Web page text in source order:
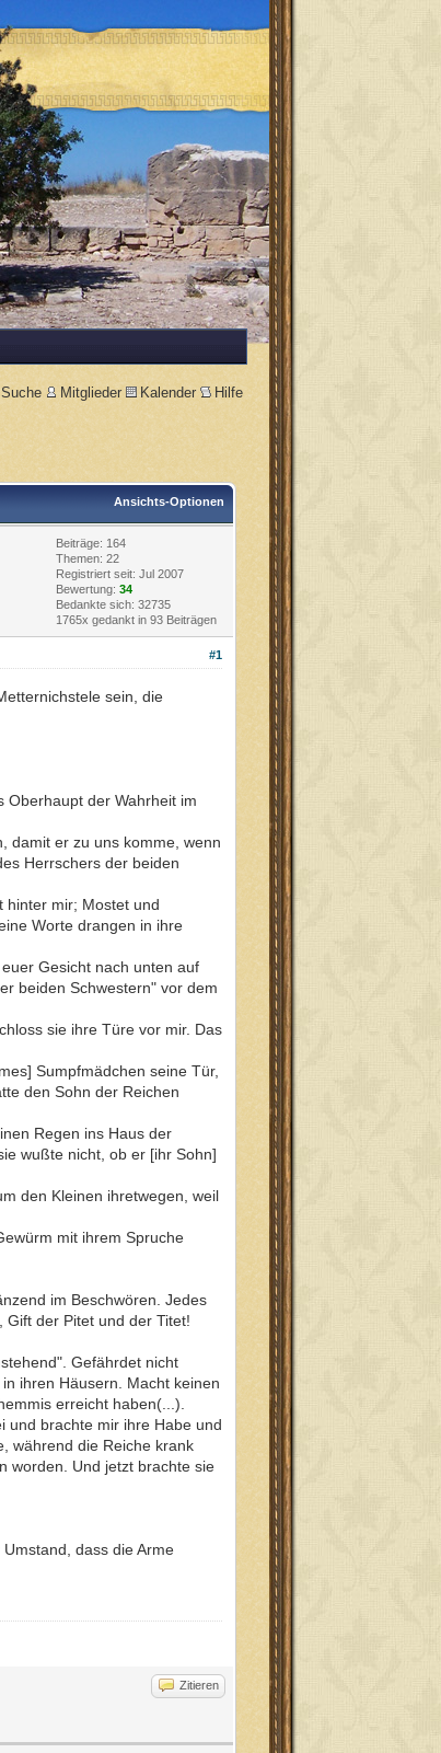
Suche Mitglieder Kalender Hilfe
Ansichts-Optionen
Beiträge: 164
Themen: 22
Registriert seit: Jul 2007
Bewertung: 34
Bedankte sich: 32735
1765x gedankt in 93 Beiträgen
#1
sein, die
Oberhaupt der Wahrheit im
damit er zu uns komme, wenn
Herrschers der beiden
hinter mir; Mostet und
Worte drangen in ihre
Gesicht nach unten auf
beiden Schwestern" vor dem
sie ihre Türe vor mir. Das
Sumpfmädchen seine Tür,
den Sohn der Reichen
Regen ins Haus der
wußte nicht, ob er [ihr Sohn]
den Kleinen ihretwegen, weil
mit ihrem Spruche
im Beschwören. Jedes
der Pitet und der Titet!
Gefährdet nicht
ihren Häusern. Macht keinen
erreicht haben(...).
und brachte mir ihre Habe und
während die Reiche krank
worden. Und jetzt brachte sie
dass die Arme
Zitieren